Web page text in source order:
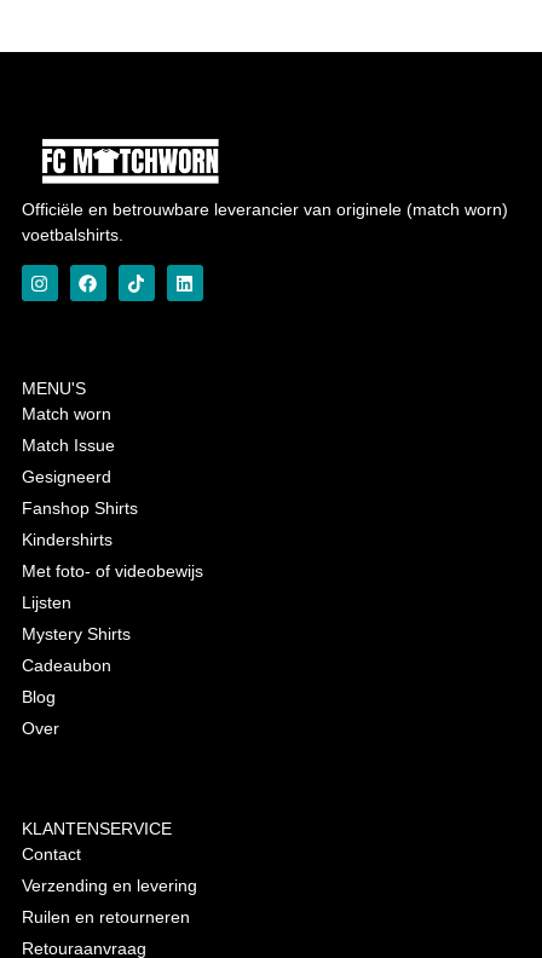
Officiële en betrouwbare leverancier van originele (match worn)
voetbalshirts.
MENU'S
Match worn
Match Issue
Gesigneerd
Fanshop Shirts
Kindershirts
Met foto- of videobewijs
Lijsten
Mystery Shirts
Cadeaubon
Blog
Over
KLANTENSERVICE
Contact
Verzending en levering
Ruilen en retourneren
Retouraanvraag